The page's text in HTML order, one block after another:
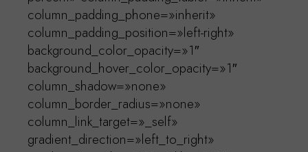
column_padding_phone=»inherit»
column_padding_position=»left-right»
background_color_opacity=»1″
background_hover_color_opacity=»1″
column_shadow=»none»
column_border_radius=»none»
column_link_target=»_self»
gradient_direction=»left_to_right»